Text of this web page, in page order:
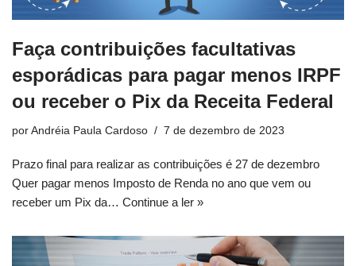
Faça contribuições facultativas
esporádicas para pagar menos IRPF
ou receber o Pix da Receita Federal
por Andréia Paula Cardoso 7 de dezembro de 2023
Prazo final para realizar as contribuições é 27 de dezembro
Quer pagar menos Imposto de Renda no ano que vem ou
receber um Pix da… Continue a ler »